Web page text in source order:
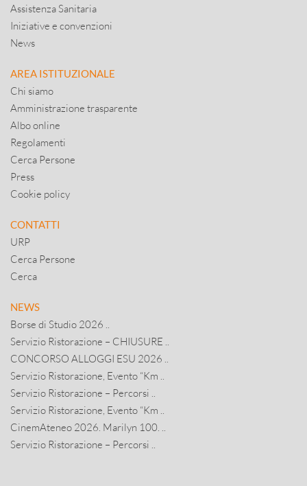
Assistenza Sanitaria
Iniziative e convenzioni
News
AREA ISTITUZIONALE
Chi siamo
Amministrazione trasparente
Albo online
Regolamenti
Cerca Persone
Press
Cookie policy
CONTATTI
URP
Cerca Persone
Cerca
NEWS
Borse di Studio 2026 ..
Servizio Ristorazione – CHIUSURE ..
CONCORSO ALLOGGI ESU 2026 ..
Servizio Ristorazione, Evento “Km ..
Servizio Ristorazione – Percorsi ..
Servizio Ristorazione, Evento “Km ..
CinemAteneo 2026. Marilyn 100. ..
Servizio Ristorazione – Percorsi ..